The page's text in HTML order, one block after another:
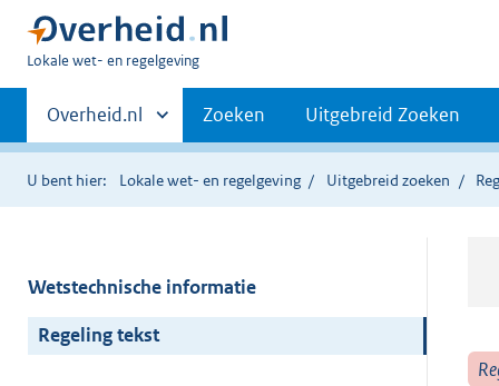
U
hier:
Lokale wet- en regelgeving
Primaire
navigatie
Andere
sites
binnen
Overheid.nl Zoeken Uitgebreid Zoeken
U bent hier: Lokale wet- en regelgeving Uitgebreid zoeken
Wetstechnische informatie
Regeling tekst